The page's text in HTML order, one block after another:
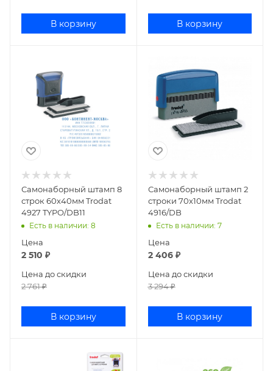
В корзину В корзину
Самонаборный штамп 8
строк 60х40мм Trodat
4927 TYPO/DB11
Есть в наличии: 8
Цена
2 510 ₽
Цена до скидки
2 761₽
В корзину
Самонаборный штамп 2
строки 70х10мм Trodat
4916/DB
Есть в наличии: 7
Цена
2 406₽
Цена до скидки
3 294₽
В корзину